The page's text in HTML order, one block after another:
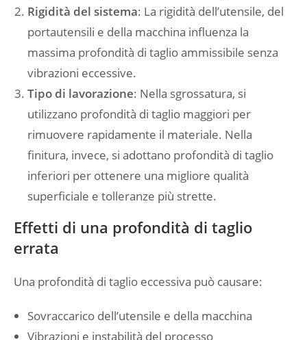
Rigidità del sistema: La rigidità dell’utensile, del
portautensili e della macchina influenza la
massima profondità di taglio ammissibile senza
vibrazioni eccessive.
Tipo di lavorazione: Nella sgrossatura, si
utilizzano profondità di taglio maggiori per
rimuovere rapidamente il materiale. Nella
finitura, invece, si adottano profondità di taglio
inferiori per ottenere una migliore qualità
superficiale e tolleranze più strette.
Effetti di una profondità di taglio
errata
Una profondità di taglio eccessiva può causare:
Sovraccarico dell’utensile e della macchina
Vibrazioni e instabilità del processo